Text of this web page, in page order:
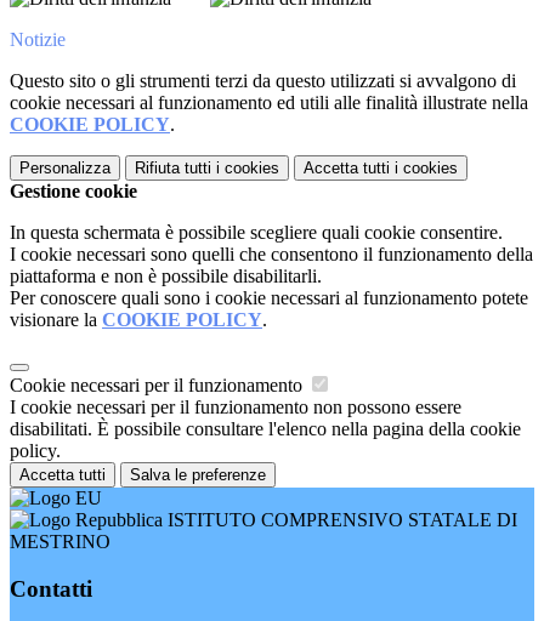
Notizie
Questo sito o gli strumenti terzi da questo utilizzati si avvalgono di
cookie necessari al funzionamento ed utili alle finalità illustrate nella
COOKIE POLICY.
Personalizza Rifiuta tutti i cookies Accetta tutti i cookies
Gestione cookie
In questa schermata è possibile scegliere quali cookie consentire.
I cookie necessari sono quelli che consentono il funzionamento della
piattaforma e non è possibile disabilitarli.
Per conoscere quali sono i cookie necessari al funzionamento potete
visionare la COOKIE POLICY.
Cookie necessari per il funzionamento
I cookie necessari per il funzionamento non possono essere
disabilitati. È possibile consultare l'elenco nella pagina della cookie
policy.
Accetta tutti Salva le preferenze
ISTITUTO COMPRENSIVO STATALE DI
MESTRINO
Contatti